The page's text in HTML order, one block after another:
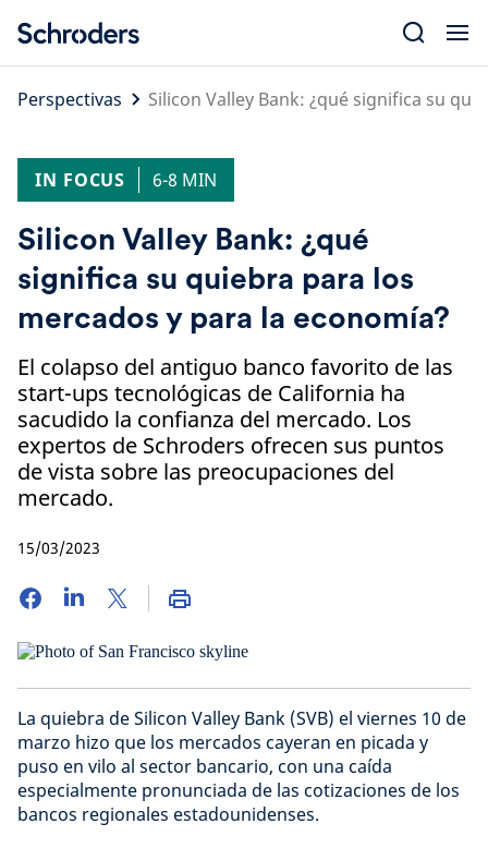
content
Perspectivas
Silicon Valley Bank: ¿qué significa su
IN FOCUS 6-8 MIN
Silicon Valley Bank: ¿qué
significa su quiebra para los
mercados y para la economía?
El colapso del antiguo banco favorito de las
start-ups tecnológicas de California ha
sacudido la confianza del mercado. Los
expertos de Schroders ofrecen sus puntos
de vista sobre las preocupaciones del
mercado.
15/03/2023
La quiebra de Silicon Valley Bank (SVB) el viernes 10 de
marzo hizo que los mercados cayeran en picada y
puso en vilo al sector bancario, con una caída
especialmente pronunciada de las cotizaciones de los
bancos regionales estadounidenses.